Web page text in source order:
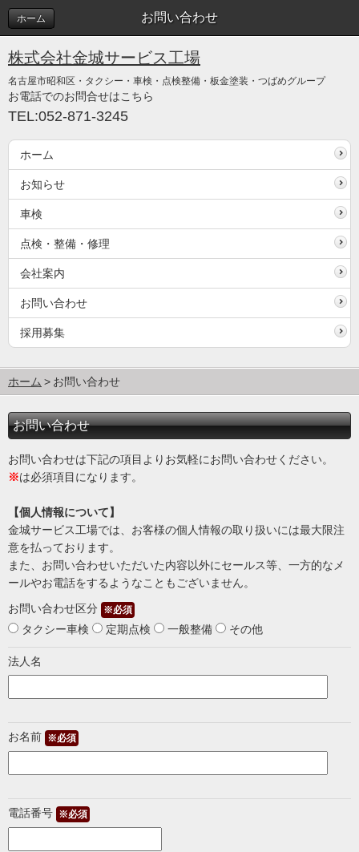
お問い合わせ
ホーム
株式会社金城サービス工場
名古屋市昭和区・タクシー・車検・点検整備・板金塗装・つばめグループ
お電話でのお問合せはこちら
TEL:052-871-3245
ホーム
お知らせ
車検
点検・整備・修理
会社案内
お問い合わせ
採用募集
ホーム お問い合わせ
お問い合わせ
お問い合わせは下記の項目よりお気軽にお問い合わせください。
※は必須項目になります。
【個人情報について】
金城サービス工場では、お客様の個人情報の取り扱いには最大限注
意を払っております。
また、お問い合わせいただいた内容以外にセールス等、一方的なメ
ールやお電話をするようなこともございません。
お問い合わせ区分 ※必須
タクシー車検 定期点検 一般整備 その他
法人名
お名前 ※必須
電話番号 ※必須